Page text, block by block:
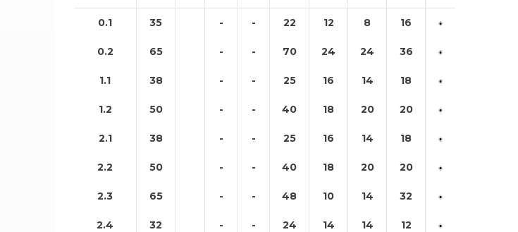
0.1 35 - - 22 12 8 16
0.2 65 - - 70 24 24 36
1.1 38 - - 25 16 14 18
1.2 50 - - 40 18 20 20
2.1 38 - - 25 16 14 18
2.2 50 - - 40 18 20 20
2.3 65 - - 48 10 14 32
2.4 32 - - 24 14 14 12